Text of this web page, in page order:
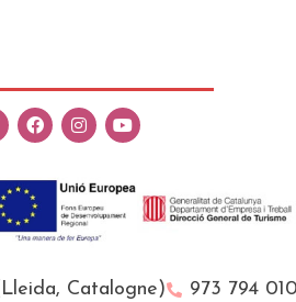
Catalogne) 973 794 010